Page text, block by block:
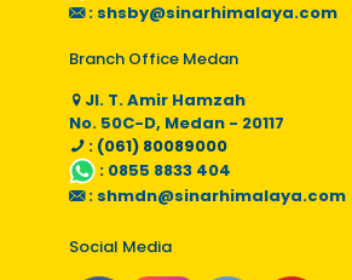
: shsby@sinarhimalaya.com
Branch Office Medan
Jl. T. Amir Hamzah
No. 50C-D, Medan - 20117
: (061) 80089000
: 0855 8833 404
: shmdn@sinarhimalaya.com
Social Media